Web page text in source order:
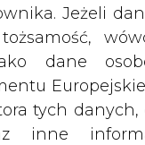
RYNKU
Jeżeli
dane
tych danych,
inne